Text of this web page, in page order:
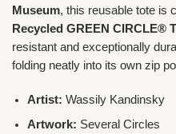
Museum, this reusable tote is
Recycled GREEN CIRCLE®
resistant and exceptionally
folding neatly into its own zip
Artist: Wassily Kandinsky
Artwork: Several Circles